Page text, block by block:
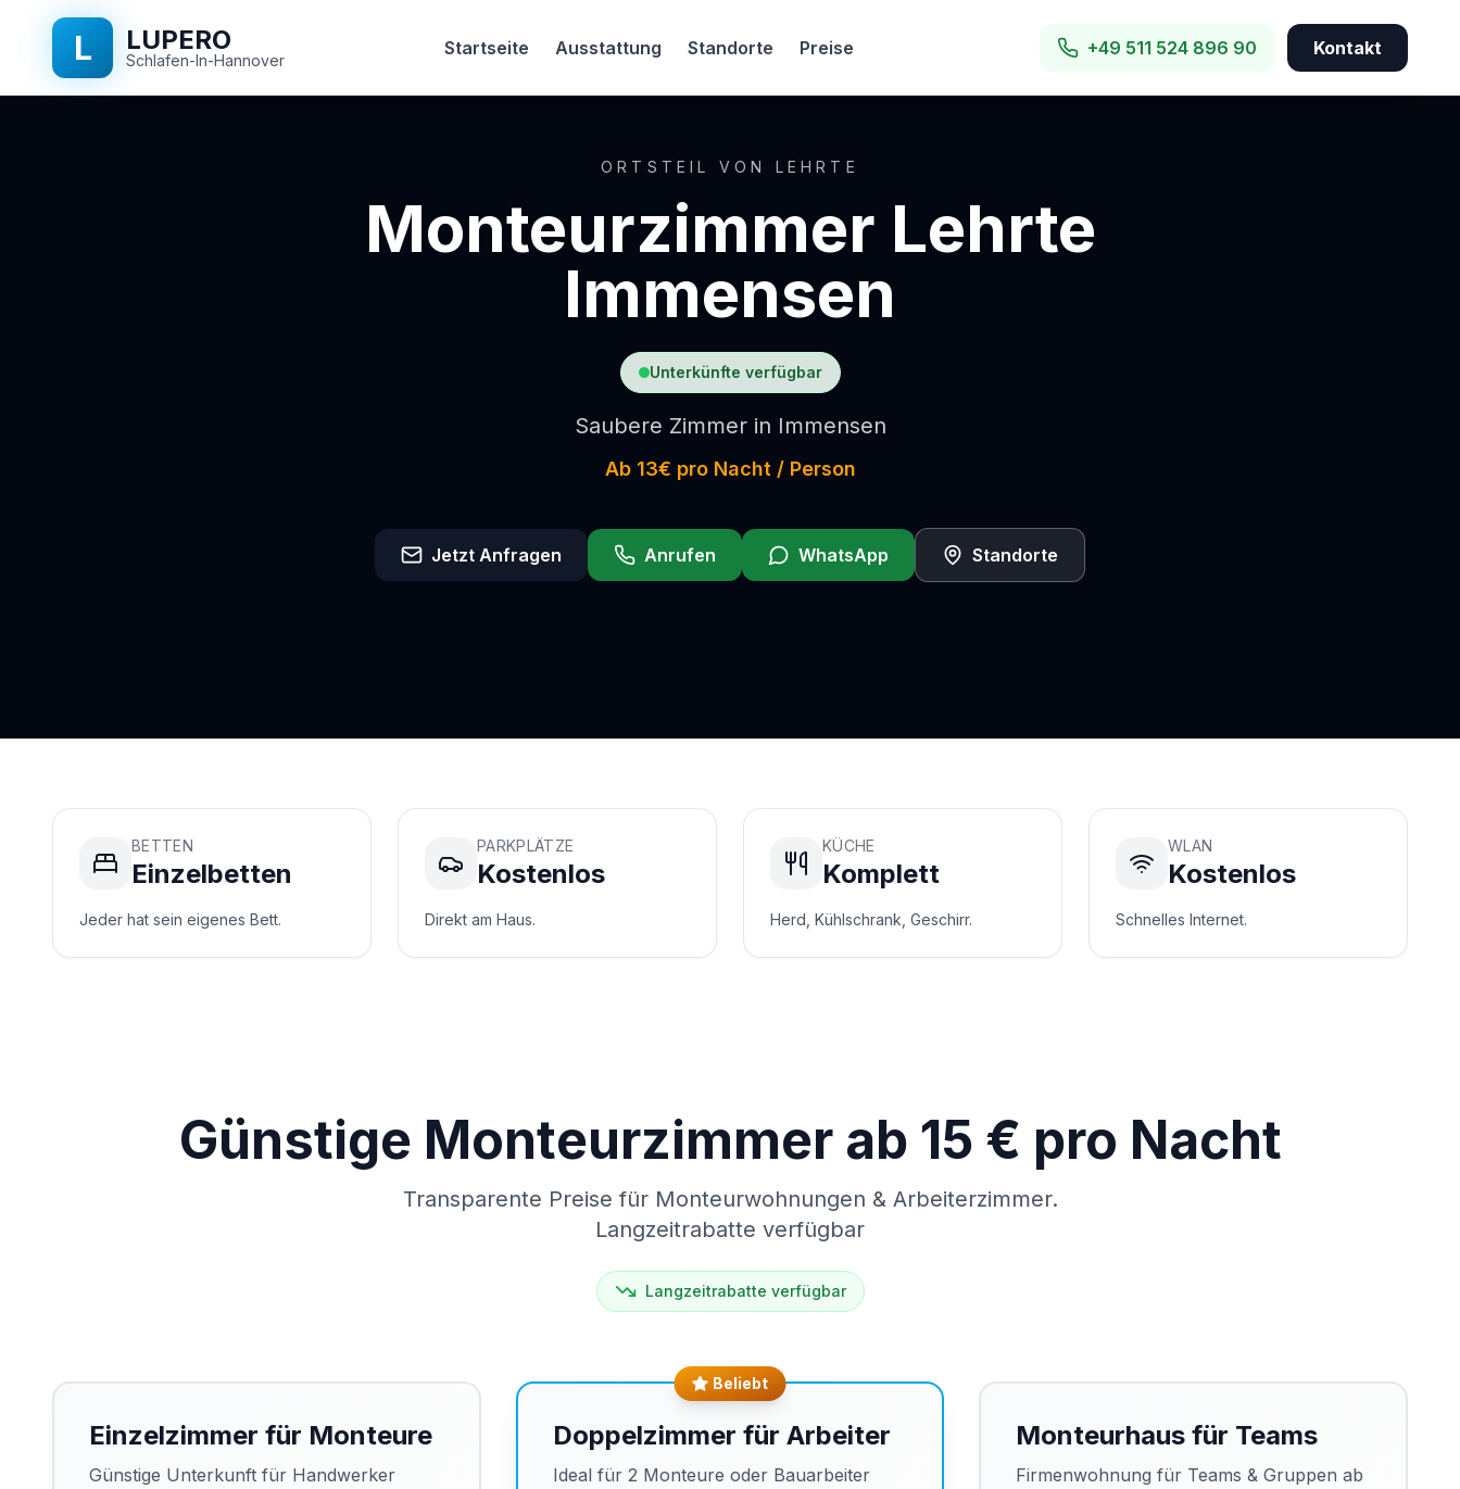
L LUPERO
Schlafen-In-Hannover
Startseite Ausstattung Standorte Preise +49 511 524 896 90 Kontakt
ORTSTEIL VON LEHRTE
Monteurzimmer Lehrte
Immensen
Unterkünfte verfügbar
Saubere Zimmer in Immensen
Ab 13€ pro Nacht / Person
Jetzt Anfragen Anrufen WhatsApp Standorte
BETTEN
Einzelbetten
Jeder hat sein eigenes Bett.
PARKPLÄTZE
Kostenlos
Direkt am Haus.
KÜCHE
Komplett
Herd, Kühlschrank, Geschirr.
WLAN
Kostenlos
Schnelles Internet.
Günstige Monteurzimmer ab 15 € pro Nacht
Transparente Preise für Monteurwohnungen & Arbeiterzimmer.
Langzeitrabatte verfügbar
Langzeitrabatte verfügbar
Einzelzimmer für Monteure
Günstige Unterkunft für Handwerker
Beliebt
Doppelzimmer für Arbeiter
Ideal für 2 Monteure oder Bauarbeiter
Monteurhaus für Teams
Firmenwohnung für Teams & Gruppen ab